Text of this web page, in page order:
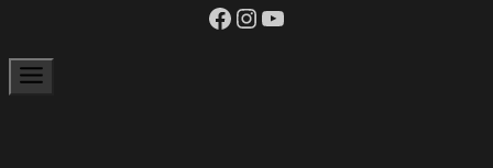
facebook
Instagram
YouTube